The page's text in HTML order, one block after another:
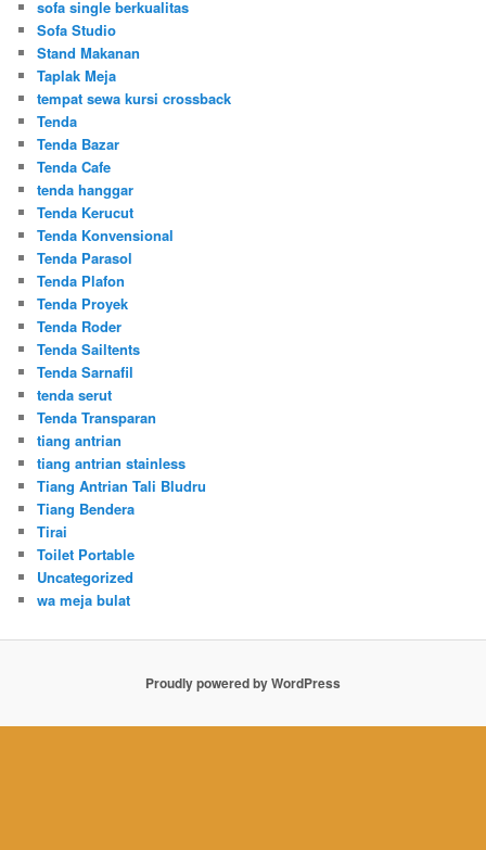
sofa single berkualitas
Sofa Studio
Stand Makanan
Taplak Meja
tempat sewa kursi crossback
Tenda
Tenda Bazar
Tenda Cafe
tenda hanggar
Tenda Kerucut
Tenda Konvensional
Tenda Parasol
Tenda Plafon
Tenda Proyek
Tenda Roder
Tenda Sailtents
Tenda Sarnafil
tenda serut
Tenda Transparan
tiang antrian
tiang antrian stainless
Tiang Antrian Tali Bludru
Tiang Bendera
Tirai
Toilet Portable
Uncategorized
wa meja bulat
Proudly powered by WordPress